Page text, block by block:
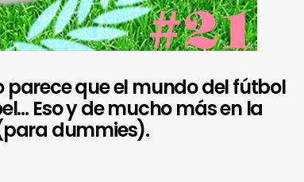
que el mundo del fútbol
Eso y de mucho más en la
dummies).